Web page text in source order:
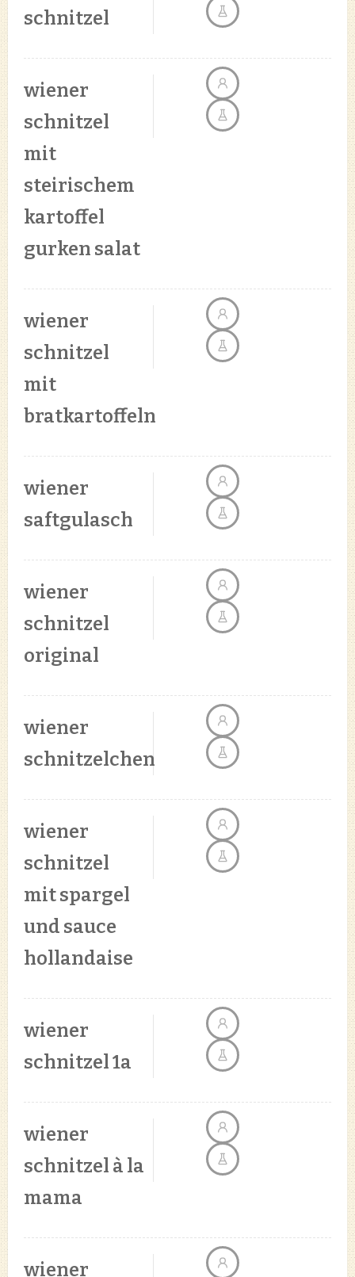
schnitzel
wiener
schnitzel
mit
steirischem
kartoffel
gurken salat
wiener
schnitzel
mit
bratkartoffeln
wiener
saftgulasch
wiener
schnitzel
original
wiener
schnitzelchen
wiener
schnitzel
mit spargel
und sauce
hollandaise
wiener
schnitzel 1a
wiener
schnitzel à la
mama
wiener